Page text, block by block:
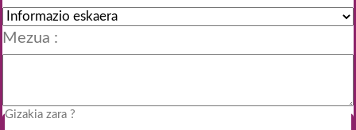
Mezua :
Gizakia zara ?